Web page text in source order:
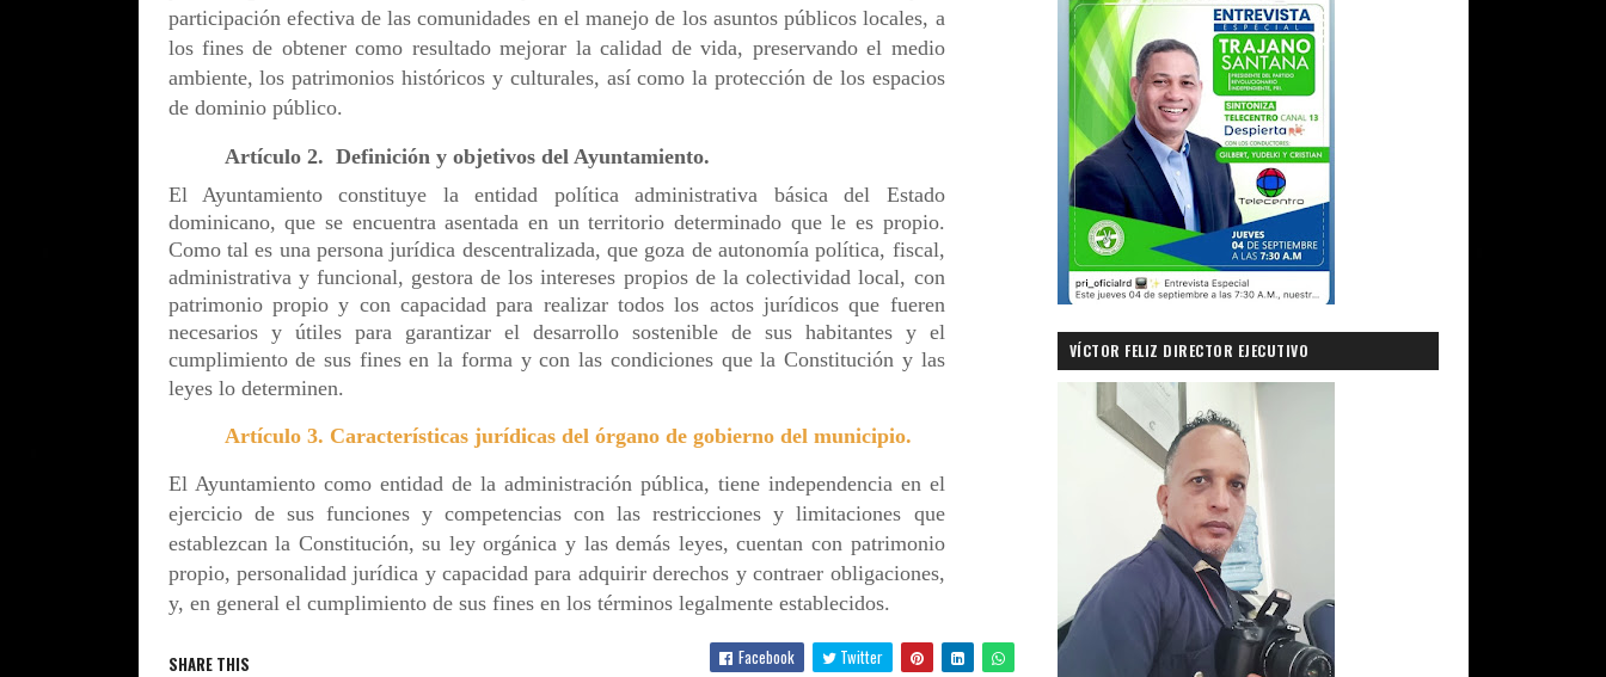
participación efectiva de las comunidades en el manejo de los asuntos públicos locales, a
los fines de obtener como resultado mejorar la calidad de vida, preservando el medio
ambiente, los patrimonios históricos y culturales, así como la protección de los espacios
de dominio público.
Artículo 2. Definición y objetivos del Ayuntamiento.
El Ayuntamiento constituye la entidad política administrativa básica del Estado
dominicano, que se encuentra asentada en un territorio determinado que le es propio.
Como tal es una persona jurídica descentralizada, que goza de autonomía política, fiscal,
administrativa y funcional, gestora de los intereses propios de la colectividad local, con
patrimonio propio y con capacidad para realizar todos los actos jurídicos que fueren
necesarios y útiles para garantizar el desarrollo sostenible de sus habitantes y el
cumplimiento de sus fines en la forma y con las condiciones que la Constitución y las
leyes lo determinen.
Artículo 3. Características jurídicas del órgano de gobierno del municipio.
El Ayuntamiento como entidad de la administración pública, tiene independencia en el
ejercicio de sus funciones y competencias con las restricciones y limitaciones que
establezcan la Constitución, su ley orgánica y las demás leyes, cuentan con patrimonio
propio, personalidad jurídica y capacidad para adquirir derechos y contraer obligaciones,
y, en general el cumplimiento de sus fines en los términos legalmente establecidos.
SHARE THIS Facebook Twitter
VÍCTOR FELIZ DIRECTOR EJECUTIVO
PRIMICIASDELSUR.COM